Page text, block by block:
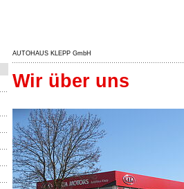
AUTOHAUS KLEPP GmbH
Wir über uns